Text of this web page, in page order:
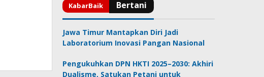
Jawa Timur Mantapkan Diri Jadi
Laboratorium Inovasi Pangan Nasional
Pengukuhkan DPN HKTI 2025–2030: Akhiri
Dualisme, Satukan Petani untuk